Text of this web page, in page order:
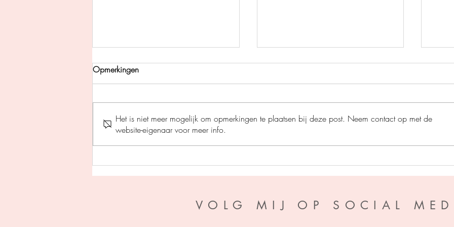
De razende race - Ben
Opmerkingen
Het is niet meer mogelijk om opmerkingen te plaatsen bij deze post. Neem contact op met de
website-eigenaar voor meer info.
VOLG MIJ OP SOCIAL